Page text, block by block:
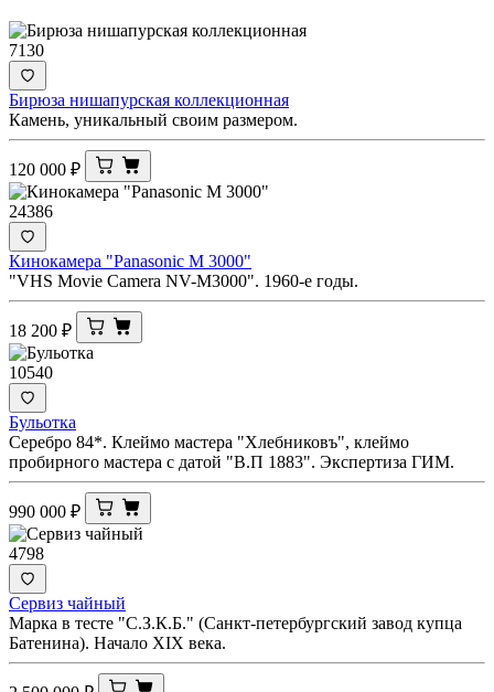
7130
Бирюза нишапурская коллекционная
Камень, уникальный своим размером.
120 000 ₽
24386
Кинокамера "Panasonic M 3000"
"VHS Movie Camera NV-M3000". 1960-е годы.
18 200 ₽
10540
Бульотка
Серебро 84*. Клеймо мастера "Хлебниковъ", клеймо
пробирного мастера с датой "В.П 1883". Экспертиза ГИМ.
990 000 ₽
4798
Сервиз чайный
Марка в тесте "С.З.К.Б." (Санкт-петербургский завод купца
Батенина). Начало XIX века.